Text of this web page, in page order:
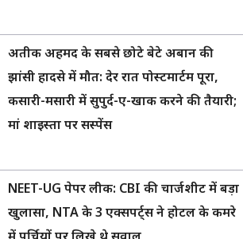
अतीक अहमद के सबसे छोटे बेटे अबान की
झांसी हादसे में मौत: देर रात पोस्टमार्टम पूरा,
कसारी-मसारी में सुपुर्द-ए-खाक करने की तैयारी;
मां शाइस्ता पर सस्पेंस
NEET-UG पेपर लीक: CBI की चार्जशीट में बड़ा
खुलासा, NTA के 3 एक्सपर्ट्स ने होटल के कमरे